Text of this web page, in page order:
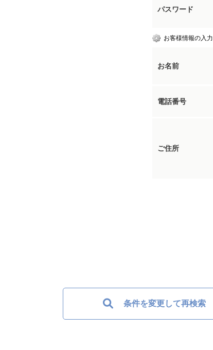
パスワード
お客様情報の入力
お名前
電話番号
ご住所
条件を変更して再検索